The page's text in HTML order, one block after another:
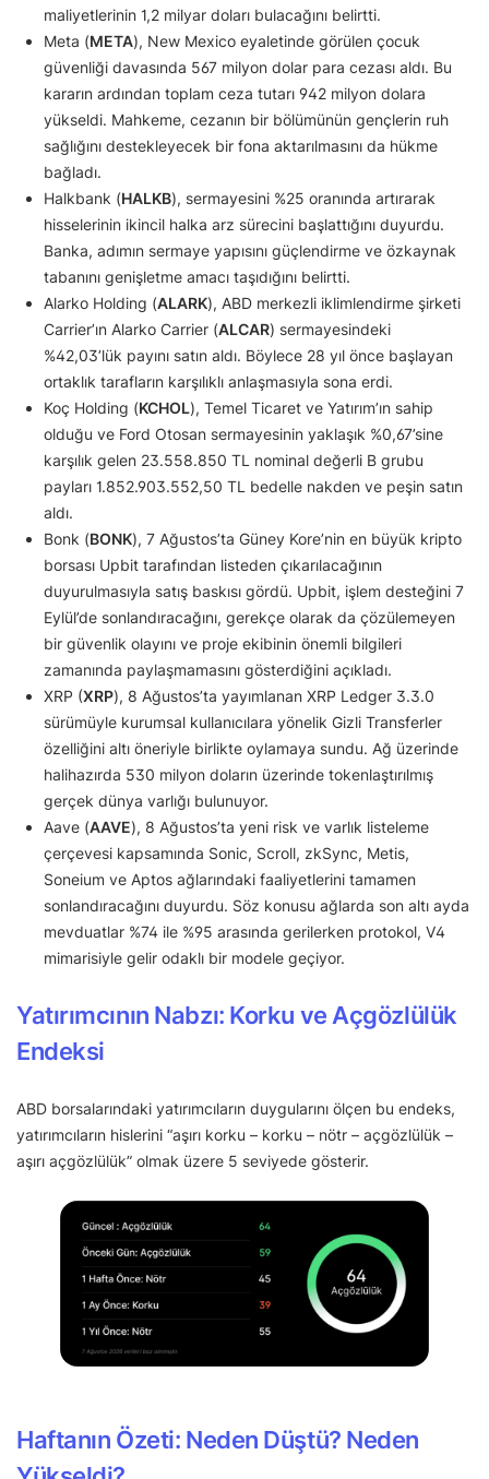
maliyetlerinin 1,2 milyar doları bulacağını belirtti.
Meta (META), New Mexico eyaletinde görülen çocuk
güvenliği davasında 567 milyon dolar para cezası aldı. Bu
kararın ardından toplam ceza tutarı 942 milyon dolara
yükseldi. Mahkeme, cezanın bir bölümünün gençlerin ruh
sağlığını destekleyecek bir fona aktarılmasını da hükme
bağladı.
Halkbank (HALKB), sermayesini %25 oranında artırarak
hisselerinin ikincil halka arz sürecini başlattığını duyurdu.
Banka, adımın sermaye yapısını güçlendirme ve özkaynak
tabanını genişletme amacı taşıdığını belirtti.
Alarko Holding (ALARK), ABD merkezli iklimlendirme şirketi
Carrier’ın Alarko Carrier (ALCAR) sermayesindeki
%42,03’lük payını satın aldı. Böylece 28 yıl önce başlayan
ortaklık tarafların karşılıklı anlaşmasıyla sona erdi.
Koç Holding (KCHOL), Temel Ticaret ve Yatırım’ın sahip
olduğu ve Ford Otosan sermayesinin yaklaşık %0,67’sine
karşılık gelen 23.558.850 TL nominal değerli B grubu
payları 1.852.903.552,50 TL bedelle nakden ve peşin satın
aldı.
Bonk (BONK), 7 Ağustos’ta Güney Kore’nin en büyük kripto
borsası Upbit tarafından listeden çıkarılacağının
duyurulmasıyla satış baskısı gördü. Upbit, işlem desteğini 7
Eylül’de sonlandıracağını, gerekçe olarak da çözülemeyen
bir güvenlik olayını ve proje ekibinin önemli bilgileri
zamanında paylaşmamasını gösterdiğini açıkladı.
XRP (XRP), 8 Ağustos’ta yayımlanan XRP Ledger 3.3.0
sürümüyle kurumsal kullanıcılara yönelik Gizli Transferler
özelliğini altı öneriyle birlikte oylamaya sundu. Ağ üzerinde
halihazırda 530 milyon doların üzerinde tokenlaştırılmış
gerçek dünya varlığı bulunuyor.
Aave (AAVE), 8 Ağustos’ta yeni risk ve varlık listeleme
çerçevesi kapsamında Sonic, Scroll, zkSync, Metis,
Soneium ve Aptos ağlarındaki faaliyetlerini tamamen
sonlandıracağını duyurdu. Söz konusu ağlarda son altı ayda
mevduatlar %74 ile %95 arasında gerilerken protokol, V4
mimarisiyle gelir odaklı bir modele geçiyor.
Yatırımcının Nabzı: Korku ve Açgözlülük
Endeksi
ABD borsalarındaki yatırımcıların duygularını ölçen bu endeks,
yatırımcıların hislerini “aşırı korku – korku – nötr – açgözlülük –
aşırı açgözlülük” olmak üzere 5 seviyede gösterir.
Haftanın Özeti: Neden Düştü? Neden